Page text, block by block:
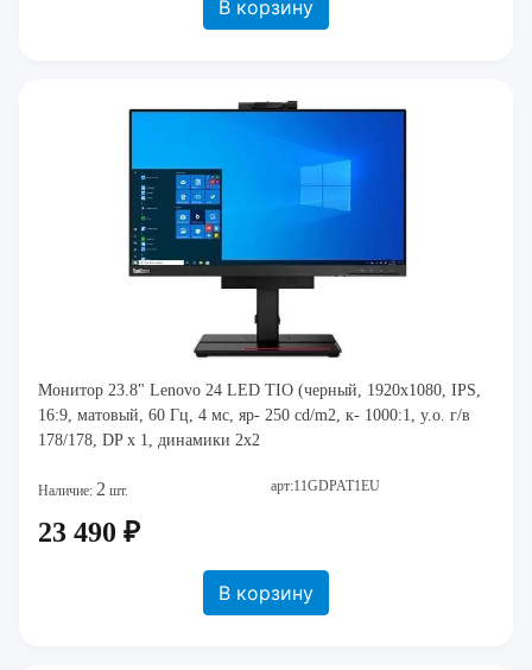
В корзину
Монитор 23.8" Lenovo 24 LED TIO (черный, 1920x1080, IPS,
16:9, матовый, 60 Гц, 4 мс, яр- 250 cd/m2, к- 1000:1, у.о. г/в
178/178, DP x 1, динамики 2x2
Наличие: 2 шт. арт:11GDPAT1EU
23 490 ₽
В корзину